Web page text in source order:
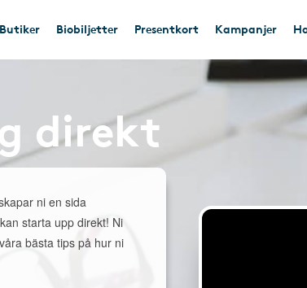
Butiker Biobiljetter Presentkort Kampanjer
direkt
ni en sida
starta upp direkt! Ni
bästa tips på hur ni